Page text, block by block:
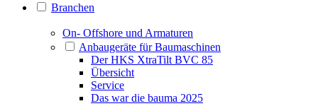
Branchen
On- Offshore und Armaturen
Anbaugeräte für Baumaschinen
Der HKS XtraTilt BVC 85
Übersicht
Service
Das war die bauma 2025